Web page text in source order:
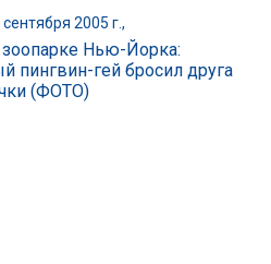
2005 г.,
Нью-Йорка:
пингвин-гей бросил друга
(ФОТО)